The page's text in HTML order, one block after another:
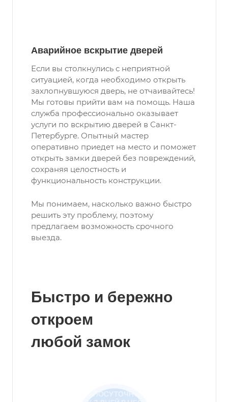
Аварийное вскрытие дверей
Если вы столкнулись с неприятной
ситуацией, когда необходимо открыть
захлопнувшуюся дверь, не отчаивайтесь!
Мы готовы прийти вам на помощь. Наша
служба профессионально оказывает
услуги по вскрытию дверей в Санкт-
Петербурге. Опытный мастер
оперативно приедет на место и поможет
открыть замки дверей без повреждений,
сохраняя целостность и
функциональность конструкции.
Мы понимаем, насколько важно быстро
решить эту проблему, поэтому
предлагаем возможность срочного
выезда.
Быстро и бережно
откроем
любой замок